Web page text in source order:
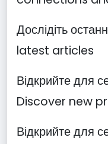
Дослідіть
latest articles
Відкрийте для
Discover new
Відкрийте для